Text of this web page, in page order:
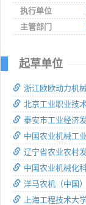
执行单位
主管部门
起草单位
浙江欧欧动力机
北京工业职业技
泰安市工业经济
中国农业机械工
辽宁省农业农村
中国农业机械化
洋马农机（中国
上海工程技术大